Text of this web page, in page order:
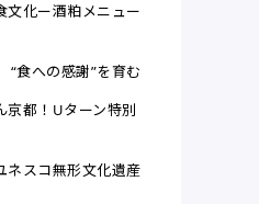
文化ー酒粕メニュー
“食への感謝”を育む
京都！Uターン特別
ネスコ無形文化遺産